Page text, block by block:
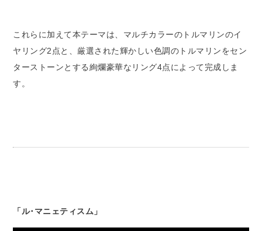
これらに加えて本テーマは、マルチカラーのトルマリンのイ
ヤリング2点と、厳選された輝かしい色調のトルマリンをセン
ターストーンとする絢爛豪華なリング4点によって完成しま
す。
「ル･マニェティスム」